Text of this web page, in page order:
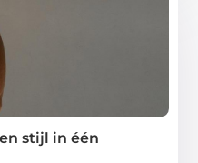
stijl in één